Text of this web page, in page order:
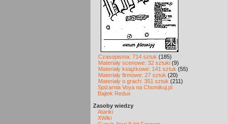
Czasopisma: 714 sztuk (185)
Materiały scenowe: 32 sztuki (9)
Materiały książkowe: 141 sztuk (55)
Materiały firmowe: 27 sztuk (20)
Materiały o grach: 351 sztuk (211)
Spiżarnia Voya na Chomikuj.pl
Bajtek Redux
Zasoby wiedzy
Atariki
XWiki